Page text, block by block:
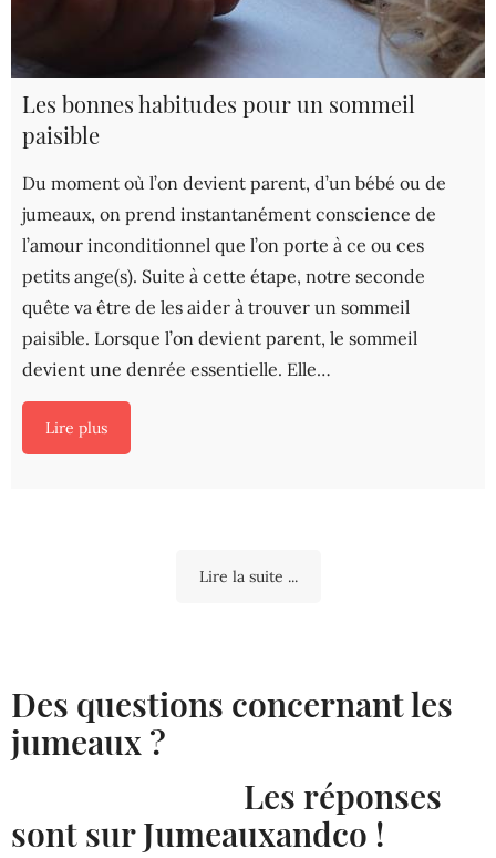
Les bonnes habitudes pour un sommeil
paisible
Du moment où l’on devient parent, d’un bébé ou de
jumeaux, on prend instantanément conscience de
l’amour inconditionnel que l’on porte à ce ou ces
petits ange(s). Suite à cette étape, notre seconde
quête va être de les aider à trouver un sommeil
paisible. Lorsque l’on devient parent, le sommeil
devient une denrée essentielle. Elle…
Lire plus
Lire la suite ...
Des questions concernant les
jumeaux ?
Les réponses
sont sur Jumeauxandco !